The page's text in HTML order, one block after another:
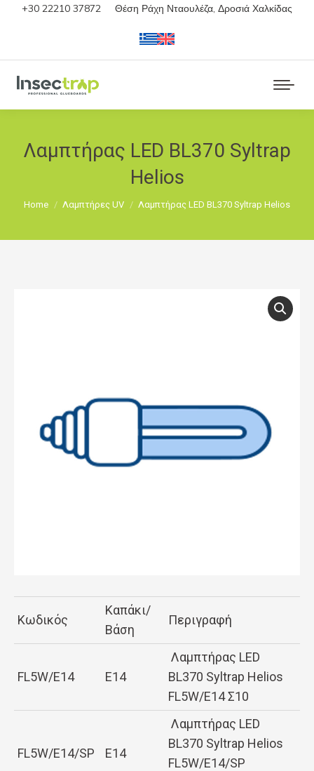
+30 22210 37872 Θέση Ράχη Νταουλέζα, Δροσιά Χαλκίδας
Λαμπτήρας LED BL370 Syltrap
Helios
You are here:
Home Λαμπτήρες UV Λαμπτήρας LED BL370 Syltrap Helios
Κωδικός
Καπάκι/
Βάση
Περιγραφή
FL5W/E14 E14
Λαμπτήρας LED
BL370 Syltrap Helios
FL5W/E14 Σ10
FL5W/E14/SP E14
Λαμπτήρας LED
BL370 Syltrap Helios
FL5W/E14/SP